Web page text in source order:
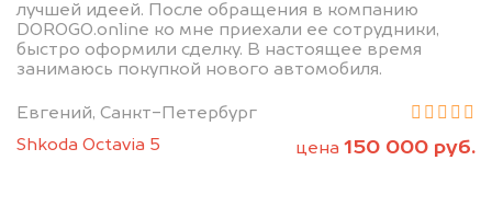
лучшей идеей. После обращения в компанию
DOROGO.online ко мне приехали ее сотрудники,
быстро оформили сделку. В настоящее время
занимаюсь покупкой нового автомобиля.
Евгений, Санкт-Петербург
Shkoda Octavia 5
цена 150 000 руб.